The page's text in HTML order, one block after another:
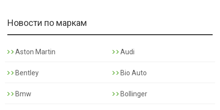
Новости по маркам
Aston Martin Audi
Bentley Bio Auto
Bmw Bollinger